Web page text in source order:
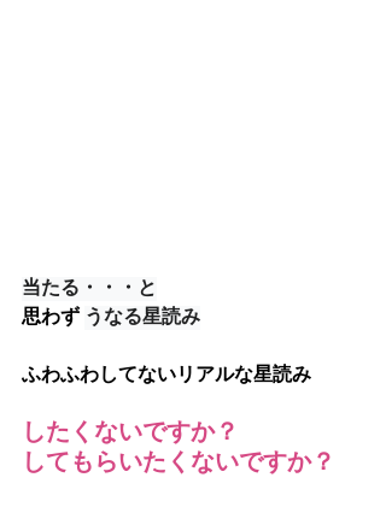
当たる・・・と
思わず うなる星読み
ふわふわしてないリアルな星読み
したくないですか？
してもらいたくないですか？